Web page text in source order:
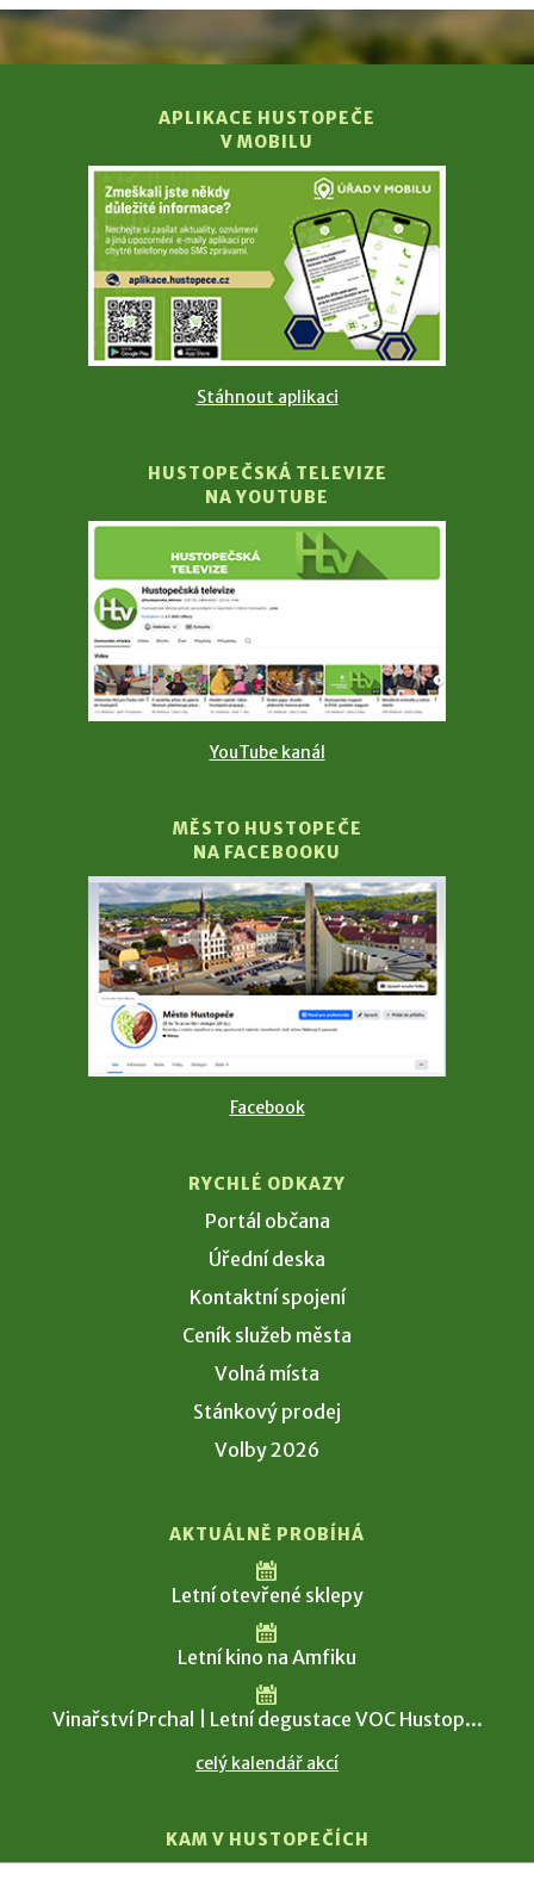
APLIKACE HUSTOPEČE
V MOBILU
Stáhnout aplikaci
HUSTOPEČSKÁ TELEVIZE
NA YOUTUBE
YouTube kanál
MĚSTO HUSTOPEČE
NA FACEBOOKU
Facebook
RYCHLÉ ODKAZY
Portál občana
Úřední deska
Kontaktní spojení
Ceník služeb města
Volná místa
Stánkový prodej
Volby 2026
AKTUÁLNĚ PROBÍHÁ
Letní otevřené sklepy
Letní kino na Amfiku
Vinařství Prchal | Letní degustace VOC Hustop...
celý kalendář akcí
KAM V HUSTOPEČÍCH